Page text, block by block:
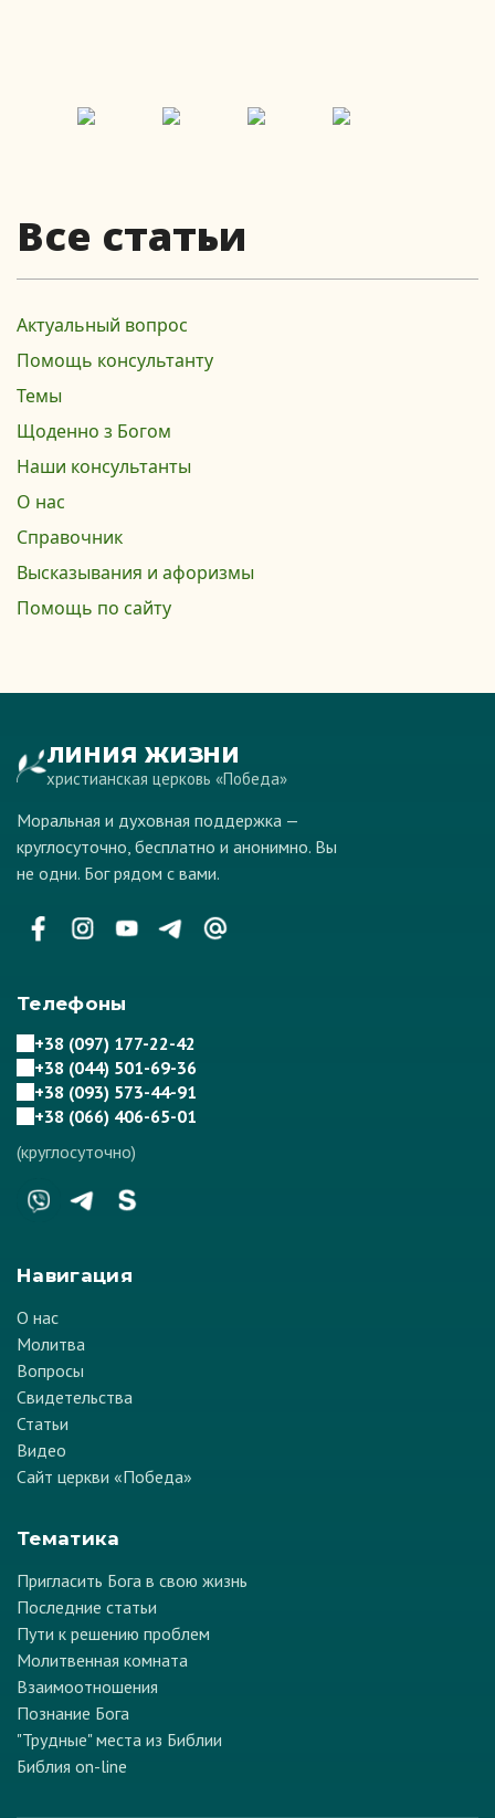
Все статьи
Актуальный вопрос
Помощь консультанту
Темы
Щоденно з Богом
Наши консультанты
О нас
Справочник
Высказывания и афоризмы
Помощь по сайту
ЛИНИЯ ЖИЗНИ
христианская церковь «Победа»
Моральная и духовная поддержка —
круглосуточно, бесплатно и анонимно. Вы
не одни. Бог рядом с вами.
Телефоны
+38 (097) 177-22-42
+38 (044) 501-69-36
+38 (093) 573-44-91
+38 (066) 406-65-01
(круглосуточно)
Навигация
О нас
Молитва
Вопросы
Свидетельства
Статьи
Видео
Сайт церкви «Победа»
Тематика
Пригласить Бога в свою жизнь
Последние статьи
Пути к решению проблем
Молитвенная комната
Взаимоотношения
Познание Бога
"Трудные" места из Библии
Библия on-line